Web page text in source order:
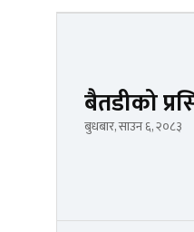
बैतडीको
बुधबार, साउन ६, २०८३